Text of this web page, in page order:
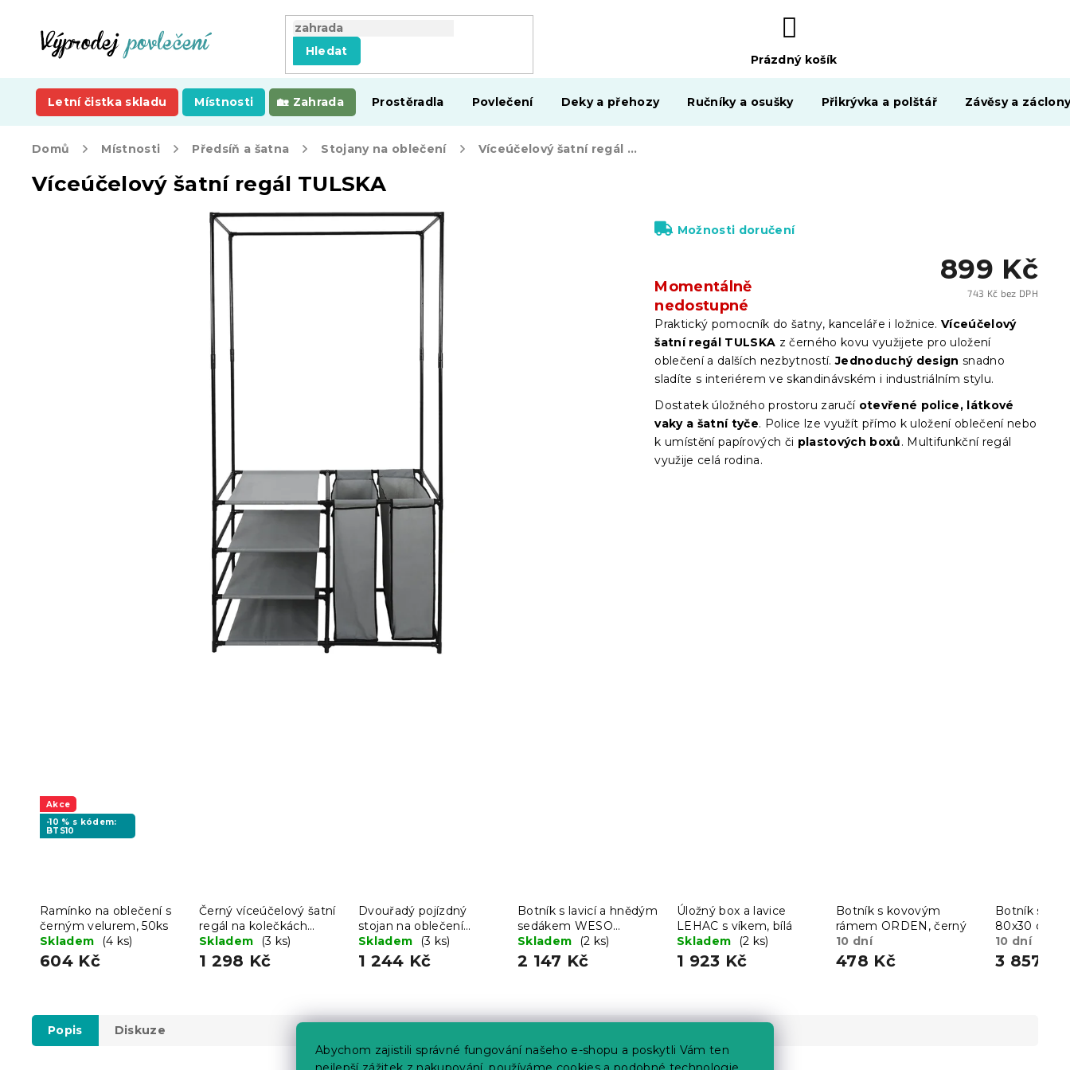
Abychom zajistili správné fungování našeho e-shopu a poskytli Vám ten
Hledat
NÁKUPNÍ
KOŠÍK
Prázdný košík
Letní čistka skladu Místnosti Zahrada Prostěradla Povlečení Deky a přehozy Ručníky a osušky Přikrývka a polštář Závěsy a
Domů Místnosti Předsíň a šatna Stojany na oblečení Víceúčelový šatní regál TULSKA
Víceúčelový šatní regál TULSKA
899 Kč
743 Kč bez DPH
Momentálně
nedostupné
Možnosti doručení
Praktický pomocník do šatny, kanceláře i ložnice.Víceúčelový
šatní regál TULSKA z černého kovu využijete pro uložení
oblečení a dalších nezbytností.Jednoduchý design snadno
sladíte s interiérem ve skandinávském i industriálním stylu.
Dostatek úložného prostoru zaručí otevřené police, látkové
vaky a šatní tyče. Police lze využít přímo k uložení oblečení nebo
k umístění papírových či plastových boxů. Multifunkční regál
využije celá rodina.
Akce
-10 % s kódem:
BTS10
Ramínko na oblečení s
černým velurem, 50ks
Skladem
(4 ks)
604 Kč
Černý víceúčelový šatní
regál na kolečkách
UBRA
Skladem (3 ks)
1 298 Kč
Dvouřadý pojízdný
stojan na oblečení
HASAR, stříbrný
Skladem (3 ks)
1 244 Kč
Botník s lavicí a hnědým
sedákem WESO
SONOMA 104x30x48
cm
Skladem (2 ks)
2 147 Kč
Úložný box a lavice
LEHAC s víkem, bílá
Skladem
(2 ks)
1 923 Kč
Botník s kovovým
rámem ORDEN, černý
10 dní
478 Kč
Botník s
80x30 cm,
hnědá/černá
10 dní
3 857 Kč
Popis Diskuze